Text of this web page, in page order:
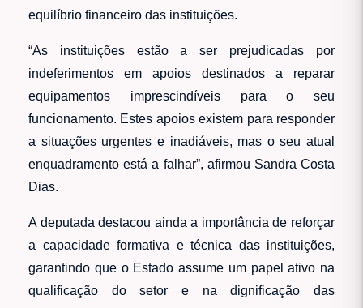
equilíbrio financeiro das instituições.
“As instituições estão a ser prejudicadas por
indeferimentos em apoios destinados a reparar
equipamentos imprescindíveis para o seu
funcionamento. Estes apoios existem para responder
a situações urgentes e inadiáveis, mas o seu atual
enquadramento está a falhar”, afirmou Sandra Costa
Dias.
A deputada destacou ainda a importância de reforçar
a capacidade formativa e técnica das instituições,
garantindo que o Estado assume um papel ativo na
qualificação do setor e na dignificação das